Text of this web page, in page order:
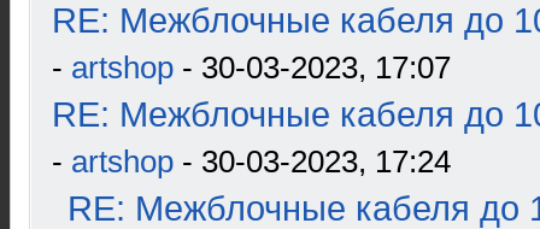
RE: Межблочные кабеля до
- artshop - 30-03-2023, 17:07
RE: Межблочные кабеля до
- artshop - 30-03-2023, 17:24
RE: Межблочные кабеля до